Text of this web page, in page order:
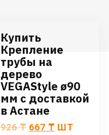
Купить
Крепление
трубы на
дерево
VEGAStyle ø90
мм с доставкой
в Астане
926₸ 667 ₸ ШТ